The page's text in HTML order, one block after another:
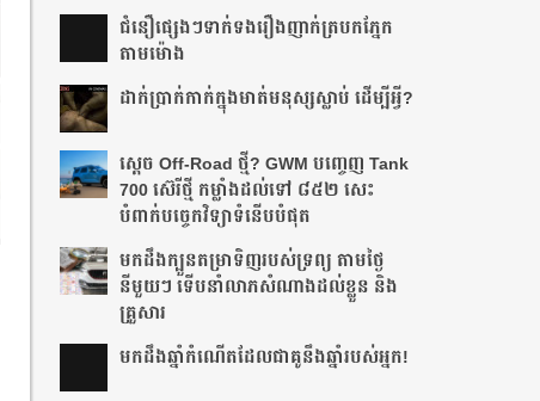
ជំនឿ​ផ្សេងៗ​ទាក់ទង​រឿង​ញាក់​ត្របក​ភ្នែក​
តាម​ម៉ោង​
ដាក់​ប្រាក់​កាក់​ក្នុង​មាត់​មនុស្ស​ស្លាប់ ដើម្បី​អ្វី?
ស្តេច Off-Road ថ្មី? GWM បញ្ចេញ Tank
700 ស៊េរីថ្មី កម្លាំងដល់ទៅ ៨៥២ សេះ
បំពាក់បច្ចេកវិទ្យាទំនើបបំផុត
មកដឹងក្បួនតម្រាទិញរបស់ទ្រព្យ តាមថ្ងៃ
នីមួយៗ ទើបនាំលាភសំណាងដល់ខ្លួន និង
គ្រួសារ
មក​ដឹងឆ្នាំ​កំណើត​ដែល​ជា​គូ​នឹង​ឆ្នាំ​របស់​អ្នក!​